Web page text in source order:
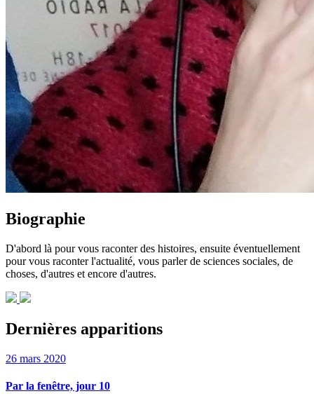
Biographie
D'abord là pour vous raconter des histoires, ensuite éventuellement
pour vous raconter l'actualité, vous parler de sciences sociales, de
choses, d'autres et encore d'autres.
Dernières apparitions
26 mars 2020
Par la fenêtre, jour 10